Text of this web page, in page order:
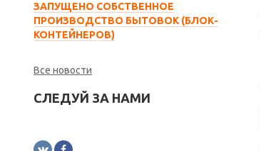
ЗАПУЩЕНО СОБСТВЕННОЕ
ПРОИЗВОДСТВО БЫТОВОК (БЛОК-
КОНТЕЙНЕРОВ)
Все новости
СЛЕДУЙ ЗА НАМИ